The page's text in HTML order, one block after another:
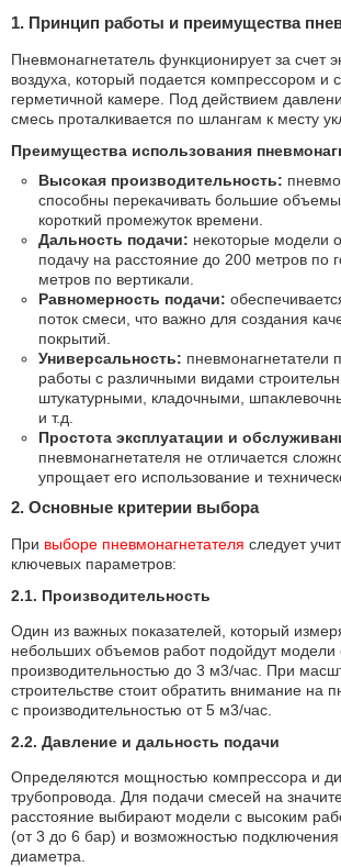
1. Принцип работы и преимущества
Пневмонагнетатель функционирует за счет
воздуха, который подается компрессором и
герметичной камере. Под действием
смесь проталкивается по шлангам к месту
Преимущества использования
Высокая производительность:
способны перекачивать большие
короткий промежуток времени.
Дальность подачи: некоторые модели
подачу на расстояние до 200 метров по
метров по вертикали.
Равномерность подачи:
поток смеси, что важно для создания
покрытий.
Универсальность: пневмонагнетатели
работы с различными видами
штукатурными, кладочными,
и т.д.
Простота эксплуатации и
пневмонагнетателя не отличается
упрощает его использование и
2. Основные критерии выбора
При выборе пневмонагнетателя следует
ключевых параметров:
2.1. Производительность
Один из важных показателей, который
небольших объемов работ подойдут модели
производительностью до 3 м3/час. При
строительстве стоит обратить внимание на
с производительностью от 5 м3/час.
2.2. Давление и дальность подачи
Определяются мощностью компрессора и
трубопровода. Для подачи смесей на
расстояние выбирают модели с высоким
(от 3 до 6 бар) и возможностью
диаметра.